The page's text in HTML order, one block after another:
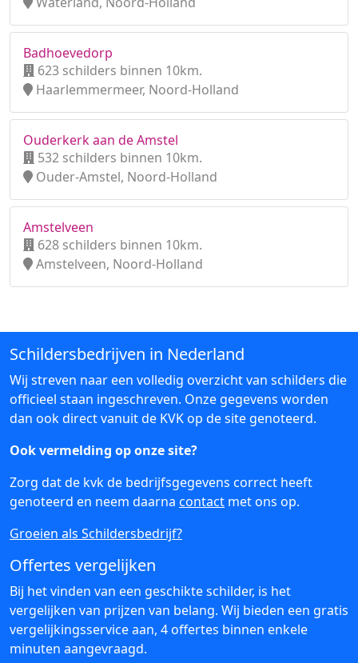
Badhoevedorp
623 schilders binnen 10km.
Haarlemmermeer, Noord-Holland
Ouderkerk aan de Amstel
532 schilders binnen 10km.
Ouder-Amstel, Noord-Holland
Amstelveen
628 schilders binnen 10km.
Amstelveen, Noord-Holland
Schildersbedrijven in Nederland
Wij streven naar een volledig overzicht van schilders die
officieel staan ingeschreven. Onze gegevens worden
dan ook direct vanuit de KVK op de site genoteerd.
Ook vermelding op onze site?
Zorg dat de kvk de bedrijfsgegevens correct heeft
genoteerd en neem daarna contact met ons op.
Groeien als Schildersbedrijf?
Offertes vergelijken
Bij het vinden van een geschikte schilder, is het
vergelijken van prijzen van belang. Wij bieden een gratis
vergelijkingsservice aan, 4 offertes binnen enkele
minuten aangevraagd.